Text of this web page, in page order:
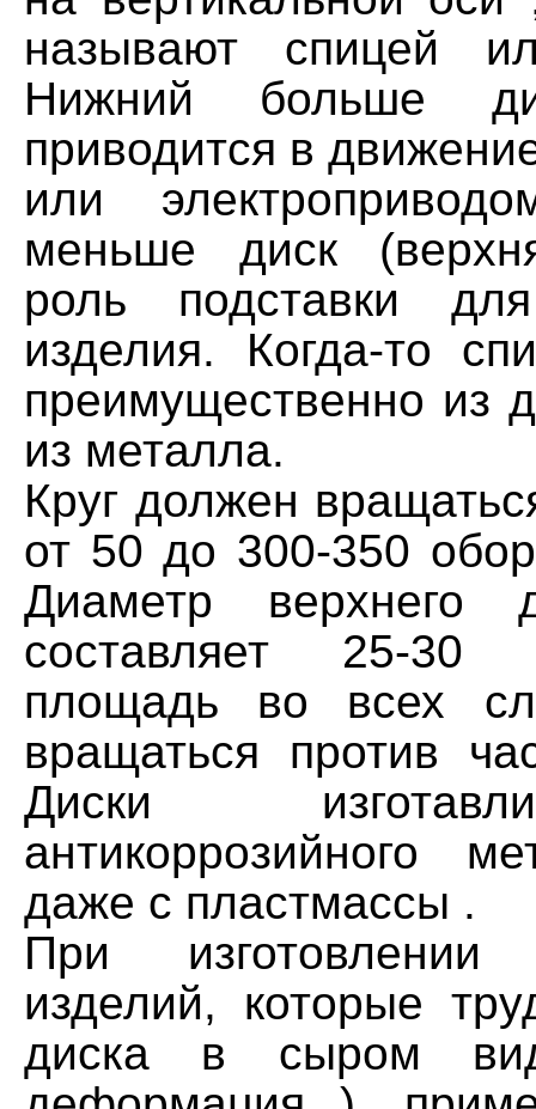
называют спицей
Нижний больше
приводится в
или
меньше диск
роль подставки
изделия. Когда-то
преимущественно из
из металла.
Круг должен
от 50 до 300-350
Диаметр верхнего
составляет 25-
площадь во всех
вращаться против
Диски
антикоррозийного
даже с пластмассы .
При изготовлении
изделий, которые
диска в сыром